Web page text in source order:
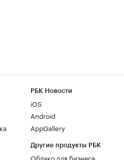
РБК Новости
iOS
Android
AppGallery
Другие продукты РБК
Облако для бизнеса